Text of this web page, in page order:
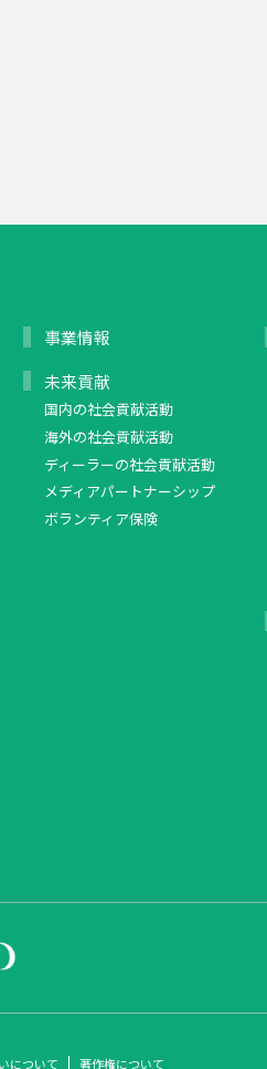
事業情報
未来貢献
国内の社会貢献活動
海外の社会貢献活動
ディーラーの社会貢献活動
メディアパートナーシップ
ボランティア保険
について 著作権について